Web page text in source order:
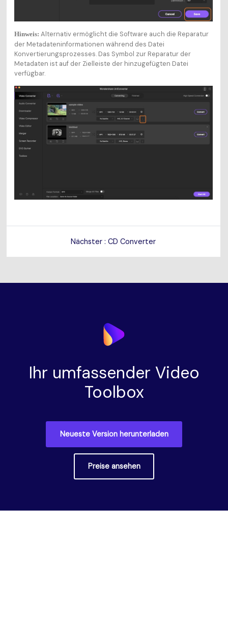
Hinweis: Alternativ ermöglicht die Software auch die Reparatur
der Metadateninformationen während des Datei
Konvertierungsprozesses. Das Symbol zur Reparatur der
Metadaten ist auf der Zielleiste der hinzugefügten Datei
verfügbar.
Nächster : CD Converter
Ihr umfassender Video
Toolbox
Neueste Version herunterladen
Preise ansehen